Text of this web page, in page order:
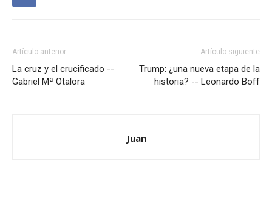
Artículo anterior
La cruz y el crucificado --
Gabriel Mª Otalora
Artículo siguiente
Trump: ¿una nueva etapa de la
historia? -- Leonardo Boff
Juan